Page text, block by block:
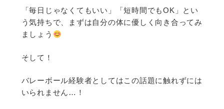
「毎日じゃなくてもいい」「短時間でもOK」とい
う気持ちで、まずは自分の体に優しく向き合ってみ
ましょう
そして！
バレーボール経験者としてはこの話題に触れずには
いられません…！